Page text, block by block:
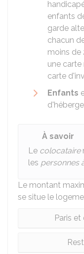
enfants
garde
chacun
moins de
une
carte
Enfants
À savoir
Le colocataire
les personnes
Le montant
se situe le
Paris